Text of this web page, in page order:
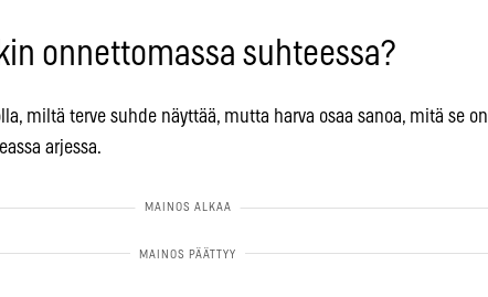
onnettomassa suhteessa?
miltä terve suhde näyttää, mutta harva osaa sanoa, mitä se on
arjessa.